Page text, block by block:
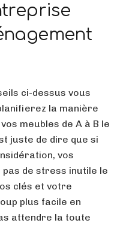
ci-dessus vous
la manière
meubles de A à B le
juste de dire que si
vos
de stress inutile le
clés et votre
plus facile en
attendre la toute